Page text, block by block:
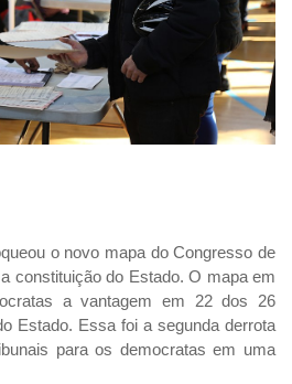
o novo mapa do Congresso de
constituição do Estado. O mapa em
a vantagem em 22 dos 26
Estado. Essa foi a segunda derrota
para os democratas em uma